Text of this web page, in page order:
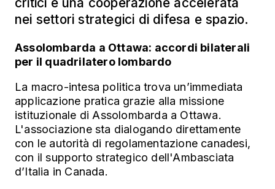
nei settori strategici di difesa e spazio.
Assolombarda a Ottawa: accordi bilaterali
per il quadrilatero lombardo
La macro-intesa politica trova un’immediata
applicazione pratica grazie alla missione
istituzionale di Assolombarda a Ottawa.
L'associazione sta dialogando direttamente
con le autorità di regolamentazione canadesi,
con il supporto strategico dell'Ambasciata
d’Italia in Canada.